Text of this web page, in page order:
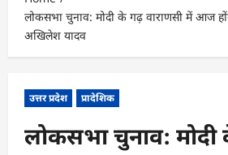
लोकसभा चुनाव: मोदी के गढ़ वाराणसी में आज
अखिलेश यादव
उत्तर प्रदेश प्रादेशिक
लोकसभा चुनाव: